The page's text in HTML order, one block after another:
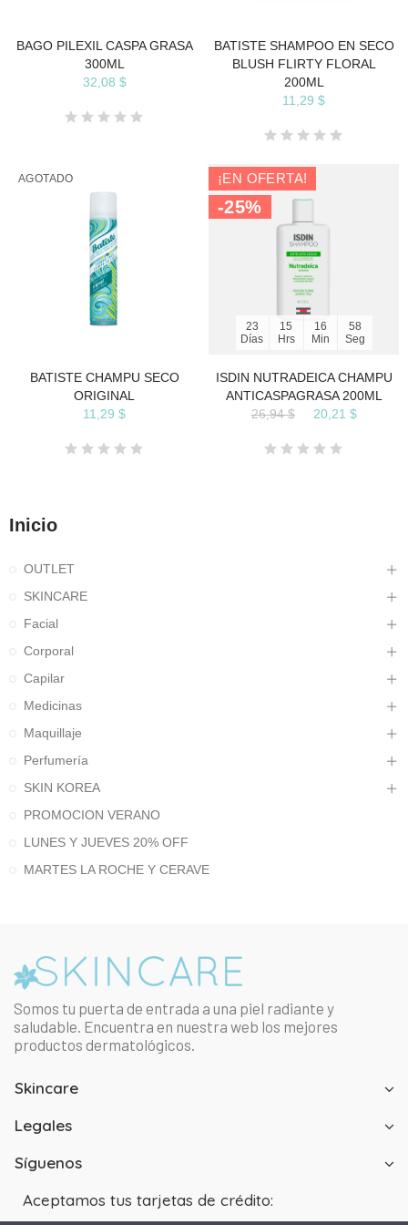
BAGO PILEXIL CASPA GRASA
300ML
32,08 $
BATISTE SHAMPOO EN SECO
BLUSH FLIRTY FLORAL
200ML
11,29 $
AGOTADO
BATISTE CHAMPU SECO
ORIGINAL
11,29 $
¡EN OFERTA!
-25%
23
Días
15
Hrs
16
Min
58
Seg
ISDIN NUTRADEICA CHAMPU
ANTICASPAGRASA 200ML
26,94 $
20,21 $
Inicio
OUTLET
SKINCARE
Facial
Corporal
Capilar
Medicinas
Maquillaje
Perfumería
SKIN KOREA
PROMOCION VERANO
LUNES Y JUEVES 20% OFF
MARTES LA ROCHE Y CERAVE
Somos tu puerta de entrada a una piel radiante y
saludable. Encuentra en nuestra web los mejores
productos dermatológicos.
Skincare
Legales
Síguenos
Aceptamos tus tarjetas de crédito: